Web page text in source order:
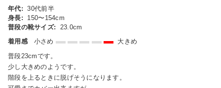
年代: 30代前半
身長:
150〜154cm
普段の靴サイズ:
23.0cm
着用感
小さめ
大きめ
普段23cmです。
少し大きめのようです。
階段を上るときに脱げそうになります。